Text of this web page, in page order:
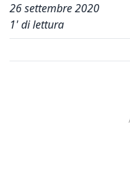
26 settembre 2020
1' di lettura